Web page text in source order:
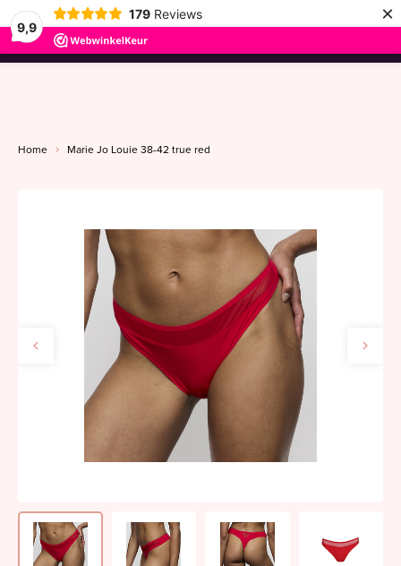
9,9
179 Reviews ×
menu
Home Marie Jo Louie 38-42 true red